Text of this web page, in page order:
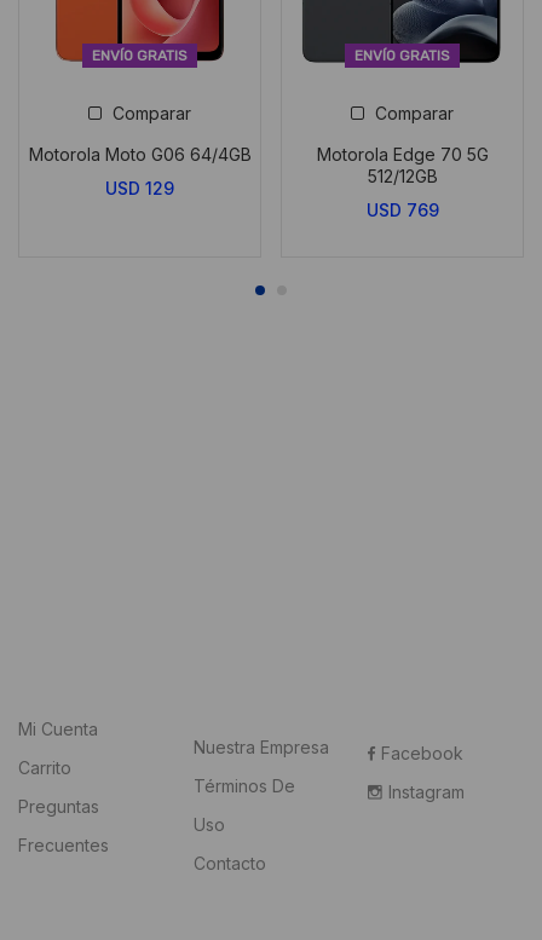
ENVÍO GRATIS
Comparar
Motorola Moto G06 64/4GB
USD 129
ENVÍO GRATIS
Comparar
Motorola Edge 70 5G
512/12GB
USD 769
Mi Cuenta
Carrito
Preguntas
Frecuentes
Nuestra Empresa
Términos De
Uso
Contacto
Facebook
Instagram